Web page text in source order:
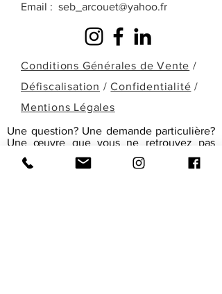
Email : seb_arcouet@yahoo.fr
Conditions Générales de Vente /
Défiscalisation /Confidentialité /
Mentions Légales
Une question? Une demande particulière?
Une œuvre que vous ne retrouvez pas
dans celles présentées ici? Remplissez le
formulaire ci-dessous ou contactez-moi